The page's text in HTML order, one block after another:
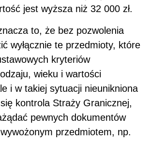
jest wyższa niż 32 000 zł.
to, że bez pozwolenia
wyłącznie te przedmioty, które
kryteriów
wieku i wartości
i w takiej sytuacji nieunikniona
kontrola Straży Granicznej,
pewnych dokumentów
przedmiotem, np.